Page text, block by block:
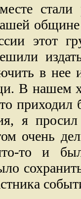
стали
этот
в нее
В нашем
я
очень
то и